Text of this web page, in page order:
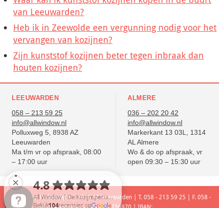
van Leeuwarden?
Heb ik in Zeewolde een vergunning nodig voor het
vervangen van kozijnen?
Zijn kunststof kozijnen beter tegen inbraak dan
houten kozijnen?
LEEUWARDEN
058 – 213 59 25
info@allwindow.nl
Polluxweg 5, 8938 AZ
Leeuwarden
Ma t/m vr op afspraak, 08:00
– 17:00 uur
ALMERE
036 – 202 20 42
info@allwindow.nl
Markerkant 13 03L, 1314
AL Almere
Wo & do op afspraak, vr
open 09:30 – 15:30 uur
Leeuwarden: Polluxweg 5 | 8938 AZ Leeuwarden | T. 058 - 213 59 25 | F. 058 -